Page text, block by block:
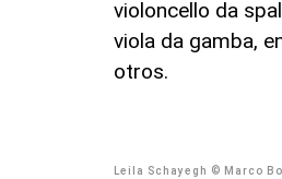
violoncello da
viola da gamba,
otros.
Leila Schayegh © Marco